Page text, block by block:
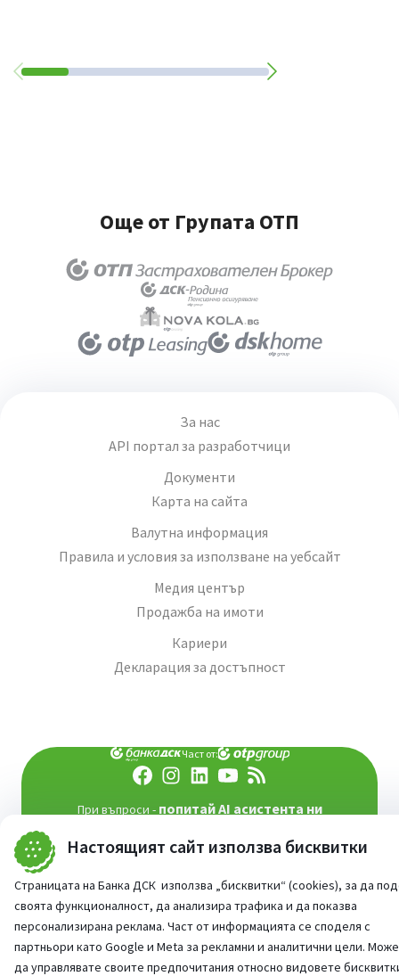
Настоящият сайт използва бисквитки
Страницата на Банка ДСК използва „бисквитки“ (cookies), за да
своята функционалност, да анализира трафика и да показва
персонализирана реклама. Част от информацията се споделя с
партньори като Google и Meta за рекламни и аналитични цели.
да управлявате своите предпочитания относно видовете
Още от Групата ОТП
За нас
API портал за разработчици
Документи
Карта на сайта
Валутна информация
Правила и условия за използване на уебсайт
Медия център
Продажба на имоти
Кариери
Декларация за достъпност
Част от:
При въпроси - попитай AI асистента ни
Всички права запазени
Сайт от:StudioX